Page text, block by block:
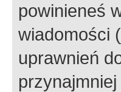
powinieneś
wiadomości
uprawnień